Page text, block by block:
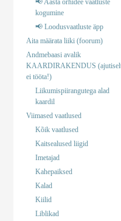
📢 Aasta orhidee vaatluste
kogumine
📢 Loodusvaatluste äpp
Aita määrata liiki (foorum)
Andmebaasi avalik
KAARDIRAKENDUS
ei tööta!)
Liikumispiirangutega alad
kaardil
Viimased vaatlused
Kõik vaatlused
Kaitsealused liigid
Imetajad
Kahepaiksed
Kalad
Kiilid
Liblikad